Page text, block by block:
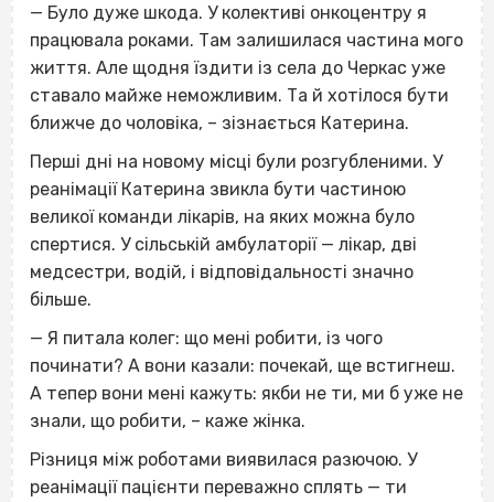
— Було дуже шкода. У колективі онкоцентру я
працювала роками. Там залишилася частина мого
життя. Але щодня їздити із села до Черкас уже
ставало майже неможливим. Та й хотілося бути
ближче до чоловіка, – зізнається Катерина.
Перші дні на новому місці були розгубленими. У
реанімації Катерина звикла бути частиною
великої команди лікарів, на яких можна було
спертися. У сільській амбулаторії — лікар, дві
медсестри, водій, і відповідальності значно
більше.
— Я питала колег: що мені робити, із чого
починати? А вони казали: почекай, ще встигнеш.
А тепер вони мені кажуть: якби не ти, ми б уже не
знали, що робити, – каже жінка.
Різниця між роботами виявилася разючою. У
реанімації пацієнти переважно сплять — ти